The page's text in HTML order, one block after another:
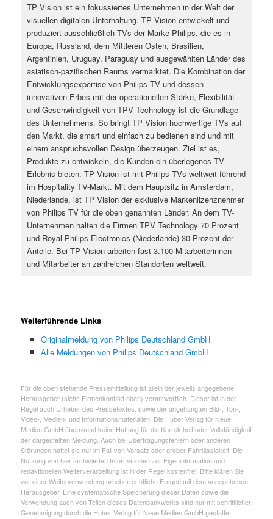
TP Vision ist ein fokussiertes Unternehmen in der Welt der
visuellen digitalen Unterhaltung. TP Vision entwickelt und
produziert ausschließlich TVs der Marke Philips, die es in
Europa, Russland, dem Mittleren Osten, Brasilien,
Argentinien, Uruguay, Paraguay und ausgewählten Länder des
asiatisch-pazifischen Raums vermarktet. Die Kombination der
Entwicklungsexpertise von Philips TV und dessen
innovativen Erbes mit der operationellen Stärke, Flexibilität
und Geschwindigkeit von TPV Technology ist die Grundlage
des Unternehmens. So bringt TP Vision hochwertige TVs auf
den Markt, die smart und einfach zu bedienen sind und mit
einem anspruchsvollen Design überzeugen. Ziel ist es,
Produkte zu entwickeln, die Kunden ein überlegenes TV-
Erlebnis bieten. TP Vision ist mit Philips TVs weltweit führend
im Hospitality TV-Markt. Mit dem Hauptsitz in Amsterdam,
Niederlande, ist TP Vision der exklusive Markenlizenznehmer
von Philips TV für die oben genannten Länder. An dem TV-
Unternehmen halten die Firmen TPV Technology 70 Prozent
und Royal Philips Electronics (Niederlande) 30 Prozent der
Anteile. Bei TP Vision arbeiten fast 3.100 Mitarbeiterinnen
und Mitarbeiter an zahlreichen Standorten weltweit.
Weiterführende Links
Originalmeldung von Philips Deutschland GmbH
Alle Meldungen von Philips Deutschland GmbH
Für die oben stehende Pressemitteilung ist allein der jeweils angegebene
Herausgeber (siehe Firmenkontakt oben) verantwortlich. Dieser ist in der
Regel auch Urheber des Pressetextes, sowie der angehängten Bild-, Ton-,
Video-, Medien- und Informationsmaterialien. Die Huber Verlag für Neue
Medien GmbH übernimmt keine Haftung für die Korrektheit oder Vollständigkeit
der dargestellten Meldung. Auch bei Übertragungsfehlern oder anderen
Störungen haftet sie nur im Fall von Vorsatz oder grober Fahrlässigkeit. Die
Nutzung von hier archivierten Informationen zur Eigeninformation und
redaktionellen Weiterverarbeitung ist in der Regel kostenfrei. Bitte klären Sie
vor einer Weiterverwendung urheberrechtliche Fragen mit dem angegebenen
Herausgeber. Eine systematische Speicherung dieser Daten sowie die
Verwendung auch von Teilen dieses Datenbankwerks sind nur mit schriftlicher
Genehmigung durch die Huber Verlag für Neue Medien GmbH gestattet.